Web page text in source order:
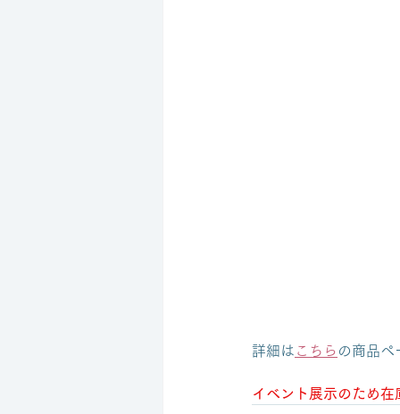
詳細は こちら の商品ペ
イベント展示のため